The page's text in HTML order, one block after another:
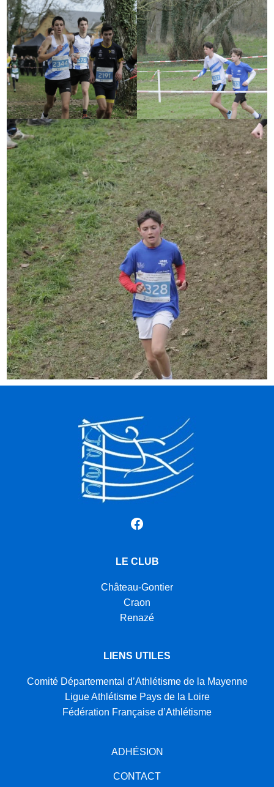
Facebook
LE CLUB
Château-Gontier
Craon
Renazé
LIENS UTILES
Comité Départemental d’Athlétisme de la Mayenne
Ligue Athlétisme Pays de la Loire
Fédération Française d’Athlétisme
ADHÉSION
CONTACT